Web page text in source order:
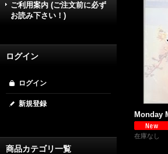
ご利用案内 (ご注文前に必ず
お読み下さい！)
ログイン
ログイン
新規登録
商品カテゴリ一覧
Monday
在庫なし